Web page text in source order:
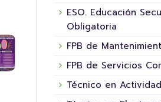
ESO. Educación
Obligatoria
FPB de
FPB de Servicios
Técnico en